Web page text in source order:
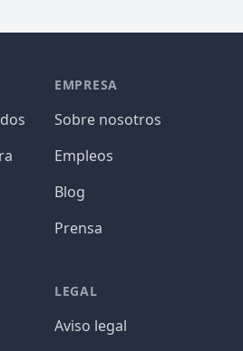
EMPRESA
Sobre nosotros
Empleos
Blog
Prensa
LEGAL
Aviso legal